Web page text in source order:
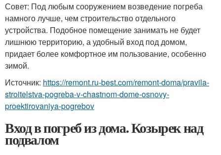
Совет: Под любым сооружением возведение погреба
намного лучше, чем строительство отдельного
устройства. Подобное помещение занимать не будет
лишнюю территорию, а удобный вход под домом,
придает более комфортное им пользование, особенно
зимой.
Источник: https://remont.ru-best.com/remont-doma/pravila-
stroitelstva-pogreba-v-chastnom-dome-osnovy-
proektirovaniya-pogrebov
Вход в погреб из дома. Козырек над
подвалом